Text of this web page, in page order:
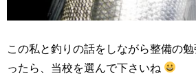
この私と釣りの話をしながら整備の
ったら、当校を選んで下さいね